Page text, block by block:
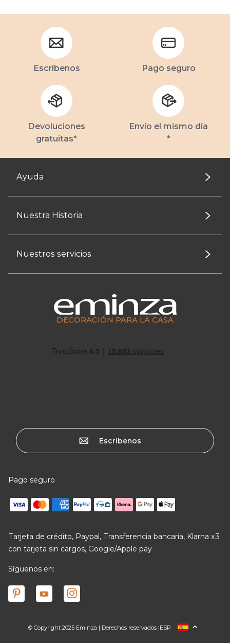
Escríbenos Pago seguro
Devoluciones
gratuitas*
Envío el mismo día
*
Ayuda
Nuestra Historia
Nuestros servicios
DECORACIÓN PARA LA CASA
Escríbenos
Pago seguro
Tarjeta de crédito, Paypal, Transferencia bancaria, Klarna x3
con tarjeta sin cargos, Google/Apple pay
Síguenos en:
© Copyright 2025 Eminza | Derechos reservados |
FRANCIAESP